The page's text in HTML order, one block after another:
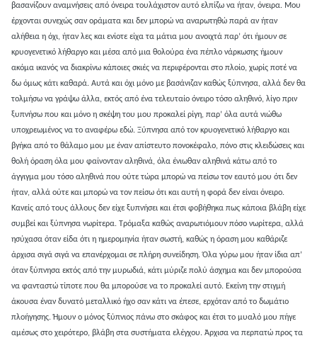
βασανίζουν αναμνήσεις από όνειρα τουλάχιστον αυτό ελπίζω να ήταν, όνειρα. Μου
έρχονται συνεχώς σαν οράματα και δεν μπορώ να αναρωτηθώ παρά αν ήταν
αλήθεια η όχι, ήταν λες και ενίοτε είχα τα μάτια μου ανοιχτά παρ’ ότι ήμουν σε
κρυογενετικό λήθαργο και μέσα από μια θολούρα ένα πέπλο νάρκωσης ήμουν
ακόμα ικανός να διακρίνω κάποιες σκιές να περιφέρονται στο πλοίο, χωρίς ποτέ να
δω όμως κάτι καθαρά. Αυτά και όχι μόνο με βασάνιζαν καθώς ξύπνησα, αλλά δεν θα
τολμήσω να γράψω άλλα, εκτός από ένα τελευταίο όνειρο τόσο αληθινό, λίγο πριν
ξυπνήσω που και μόνο η σκέψη του μου προκαλεί ρίγη, παρ’ όλα αυτά νιώθω
υποχρεωμένος να το αναφέρω εδώ. Ξύπνησα από τον κρυογενετικό λήθαργο και
βγήκα από το θάλαμο μου με έναν απίστευτο πονοκέφαλο, πόνο στις κλειδώσεις και
θολή όραση όλα μου φαίνονταν αληθινά, όλα ένιωθαν αληθινά κάτω από το
άγγιγμα μου τόσο αληθινά που ούτε τώρα μπορώ να πείσω τον εαυτό μου ότι δεν
ήταν, αλλά ούτε και μπορώ να τον πείσω ότι και αυτή η φορά δεν είναι όνειρο.
Κανείς από τους άλλους δεν είχε ξυπνήσει και έτσι φοβήθηκα πως κάποια βλάβη είχε
συμβεί και ξύπνησα νωρίτερα. Τρόμαξα καθώς αναρωτιόμουν πόσο νωρίτερα, αλλά
ησύχασα όταν είδα ότι η ημερομηνία ήταν σωστή, καθώς η όραση μου καθάριζε
άρχισα σιγά σιγά να επανέρχομαι σε πλήρη συνείδηση. Όλα γύρω μου ήταν ίδια απ’
όταν ξύπνησα εκτός από την μυρωδιά, κάτι μύριζε πολύ άσχημα και δεν μπορούσα
να φανταστώ τίποτε που θα μπορούσε να το προκαλεί αυτό. Εκείνη την στιγμή
άκουσα έναν δυνατό μεταλλικό ήχο σαν κάτι να έπεσε, ερχόταν από το δωμάτιο
πλοήγησης. Ήμουν ο μόνος ξύπνιος πάνω στο σκάφος και έτσι το μυαλό μου πήγε
αμέσως στο χειρότερο, βλάβη στα συστήματα ελέγχου. Άρχισα να περπατώ προς τα